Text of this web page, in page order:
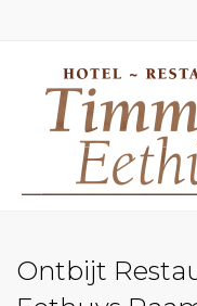
Geopend
Ontbijt